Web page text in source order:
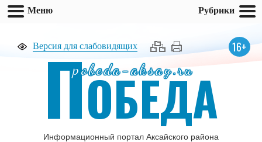
Версия для слабовидящих 16+
pobeda-aksay.ru
ПОБЕДА
Информационный портал Аксайского района
Меню Рубрики